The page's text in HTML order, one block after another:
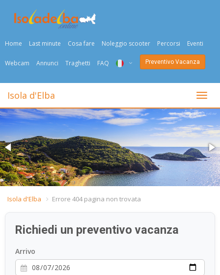
Home Last minute Cosa fare Noleggio scooter Percorsi Eventi
Webcam Annunci Traghetti FAQ
ENG
DEU
NED
FRA
DAN
ESP
Preventivo Vacanza
Togli
Isola d'Elba
Isola d'Elba Errore 404 pagina non trovata
Richiedi un preventivo vacanza
Arrivo